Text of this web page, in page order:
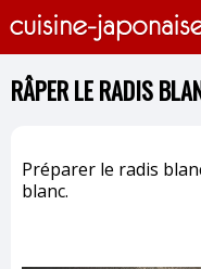
RÂPER LE RADIS
Préparer le radis
blanc.